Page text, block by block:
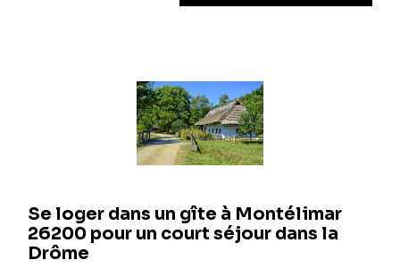
Se loger dans un gîte à Montélimar
26200 pour un court séjour dans la
Drôme